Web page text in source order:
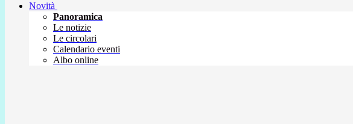
Novità
Panoramica
Le notizie
Le circolari
Calendario eventi
Albo online